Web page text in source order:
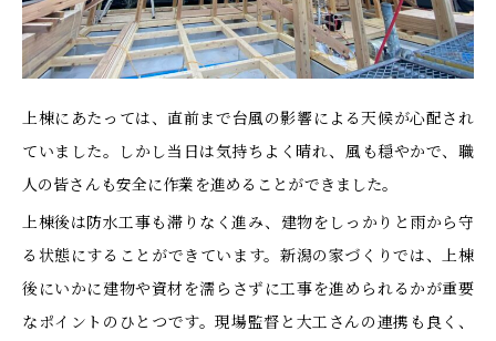
上棟にあたっては、直前まで台風の影響による天候が心配され
ていました。しかし当日は気持ちよく晴れ、風も穏やかで、職
人の皆さんも安全に作業を進めることができました。
上棟後は防水工事も滞りなく進み、建物をしっかりと雨から守
る状態にすることができています。新潟の家づくりでは、上棟
後にいかに建物や資材を濡らさずに工事を進められるかが重要
なポイントのひとつです。現場監督と大工さんの連携も良く、